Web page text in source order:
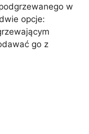
w
opcje:
go z